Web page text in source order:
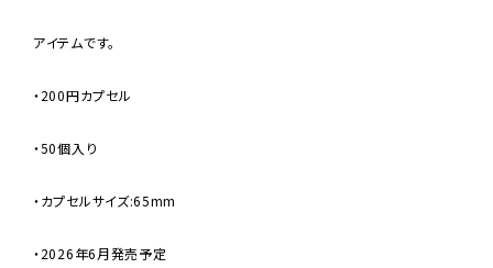
アイテムです。
・200円カプセル
・50個入り
・カプセルサイズ:65mm
・2026年6月発売予定